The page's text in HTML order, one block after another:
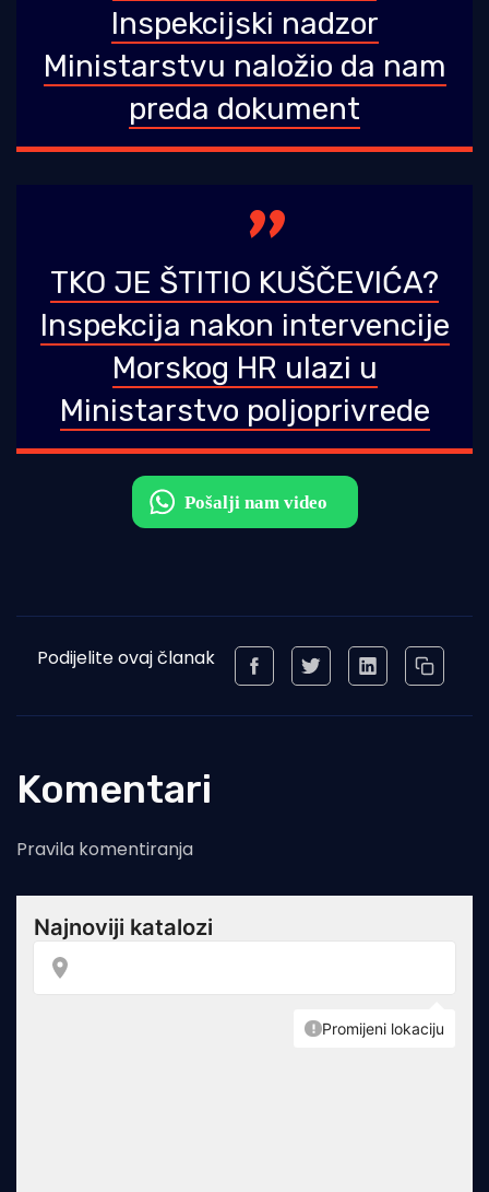
Inspekcijski nadzor
Ministarstvu naložio da nam
preda dokument
TKO JE ŠTITIO KUŠČEVIĆA?
Inspekcija nakon intervencije
Morskog HR ulazi u
Ministarstvo poljoprivrede
Podijelite ovaj članak
Komentari
Pravila komentiranja